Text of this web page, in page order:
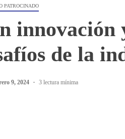
PATROCINADO
innovación
de la
9, 2024 3 lectura mínima